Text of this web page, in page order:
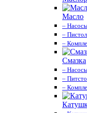
Масло
–
–
–
Смазка
–
–
–